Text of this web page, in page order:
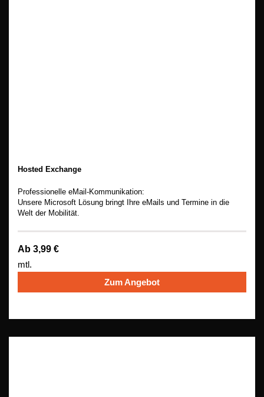
Hosted Exchange
Professionelle eMail-Kommunikation:
Unsere Microsoft Lösung bringt Ihre eMails und Termine in die
Welt der Mobilität.
Ab 3,99 €
mtl.
Zum Angebot